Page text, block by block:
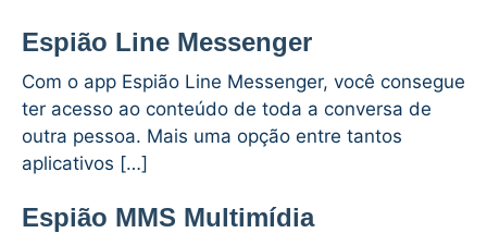
Espião Line Messenger
Com o app Espião Line Messenger, você consegue
ter acesso ao conteúdo de toda a conversa de
outra pessoa. Mais uma opção entre tantos
aplicativos […]
Espião MMS Multimídia